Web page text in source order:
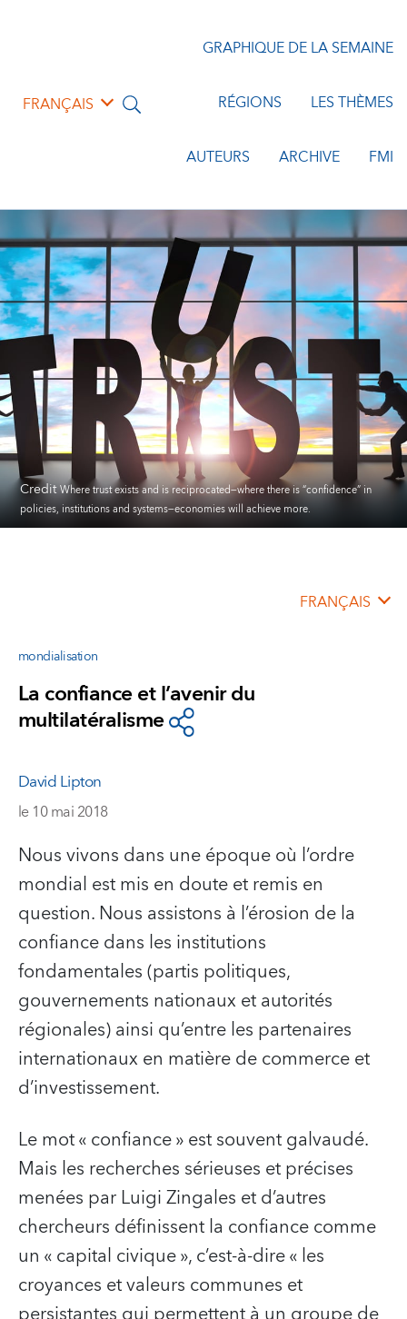
FRANÇAIS
GRAPHIQUE DE LA SEMAINE
RÉGIONS LES THÈMES
AUTEURS ARCHIVE FMI
CreditWhere trust exists and is reciprocated—where there is “confidence” in
policies, institutions and systems—economies will achieve more.
FRANÇAIS
mondialisation
La confiance et l’avenir du
multilatéralisme
David Lipton
le 10 mai 2018
Nous vivons dans une époque où l’ordre
mondial est mis en doute et remis en
question. Nous assistons à l’érosion de la
confiance dans les institutions
fondamentales (partis politiques,
gouvernements nationaux et autorités
régionales) ainsi qu’entre les partenaires
internationaux en matière de commerce et
d’investissement.
Le mot « confiance » est souvent galvaudé.
Mais les recherches sérieuses et précises
menées par Luigi Zingales et d’autres
chercheurs définissent la confiance comme
un « capital civique », c’est-à-dire « les
croyances et valeurs communes et